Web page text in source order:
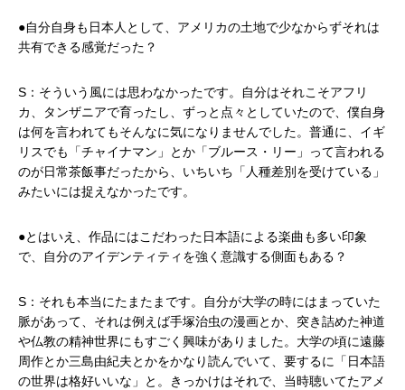
●自分自身も日本人として、アメリカの土地で少なからずそれは
共有できる感覚だった？
S：そういう風には思わなかったです。自分はそれこそアフリ
カ、タンザニアで育ったし、ずっと点々としていたので、僕自身
は何を言われてもそんなに気になりませんでした。普通に、イギ
リスでも「チャイナマン」とか「ブルース・リー」って言われる
のが日常茶飯事だったから、いちいち「人種差別を受けている」
みたいには捉えなかったです。
●とはいえ、作品にはこだわった日本語による楽曲も多い印象
で、自分のアイデンティティを強く意識する側面もある？
S：それも本当にたまたまです。自分が大学の時にはまっていた
脈があって、それは例えば手塚治虫の漫画とか、突き詰めた神道
や仏教の精神世界にもすごく興味がありました。大学の頃に遠藤
周作とか三島由紀夫とかをかなり読んでいて、要するに「日本語
の世界は格好いいな」と。きっかけはそれで、当時聴いてたアメ